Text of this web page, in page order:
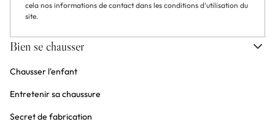
cela nos informations de contact dans les conditions d'utilisation du
site.
Bien se chausser
Chausser l'enfant
Entretenir sa chaussure
Secret de fabrication